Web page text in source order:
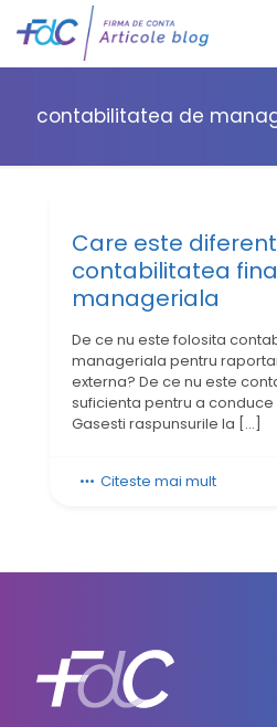
contabilitatea de
Care este
contabilitatea
manageriala
De ce nu este folosita
manageriala pentru
externa? De ce nu este
suficienta pentru a
Gasesti raspunsurile la […]
Citeste mai mult